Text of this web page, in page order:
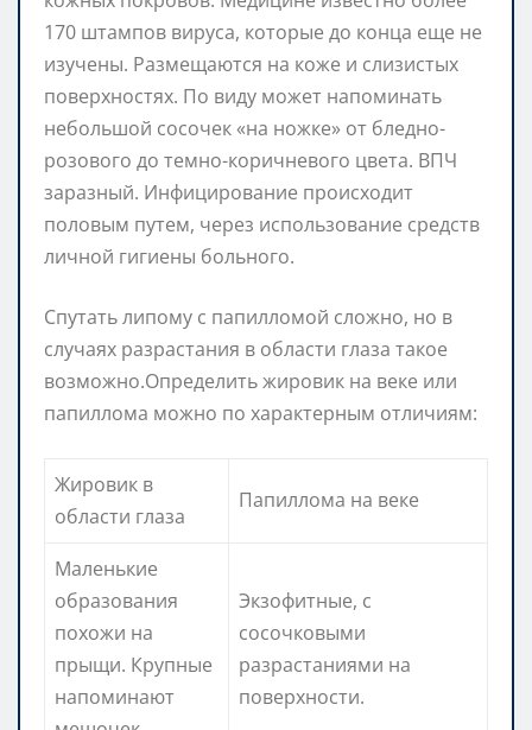
170 штампов вируса, которые до конца еще не
изучены. Размещаются на коже и слизистых
поверхностях. По виду может напоминать
небольшой сосочек «на ножке» от бледно-
розового до темно-коричневого цвета. ВПЧ
заразный. Инфицирование происходит
половым путем, через использование средств
личной гигиены больного.
Спутать липому с папилломой сложно, но в
случаях разрастания в области глаза такое
возможно.Определить жировик на веке или
папиллома можно по характерным отличиям:
Жировик в
области глаза
Папиллома на веке
Маленькие
образования
похожи на
прыщи. Крупные
напоминают
Экзофитные, с
сосочковыми
разрастаниями на
поверхности.